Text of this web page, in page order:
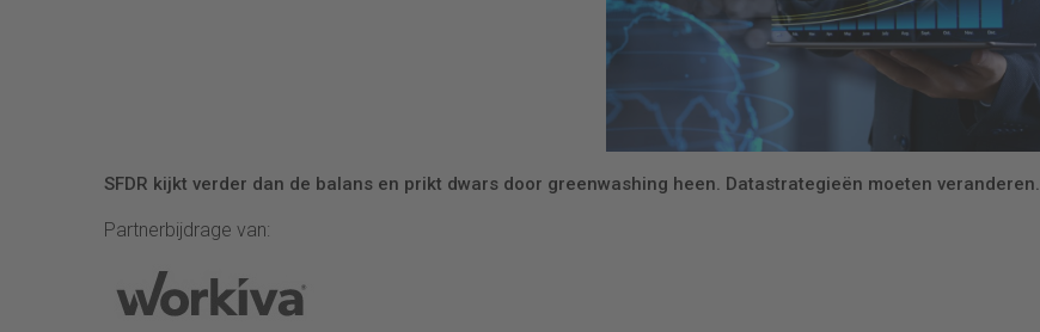
SFDR kijkt verder dan de balans en prikt dwars door greenwashing heen. Datastrategieën moeten veranderen.
Partnerbijdrage van: